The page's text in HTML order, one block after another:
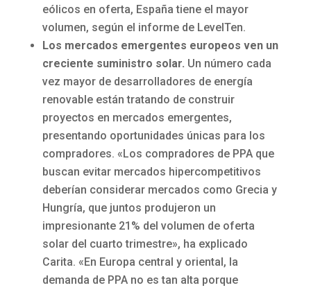
eólicos en oferta, España tiene el mayor
volumen, según el informe de LevelTen.
Los mercados emergentes europeos ven un
creciente suministro solar. Un número cada
vez mayor de desarrolladores de energía
renovable están tratando de construir
proyectos en mercados emergentes,
presentando oportunidades únicas para los
compradores. «Los compradores de PPA que
buscan evitar mercados hipercompetitivos
deberían considerar mercados como Grecia y
Hungría, que juntos produjeron un
impresionante 21% del volumen de oferta
solar del cuarto trimestre», ha explicado
Carita. «En Europa central y oriental, la
demanda de PPA no es tan alta porque